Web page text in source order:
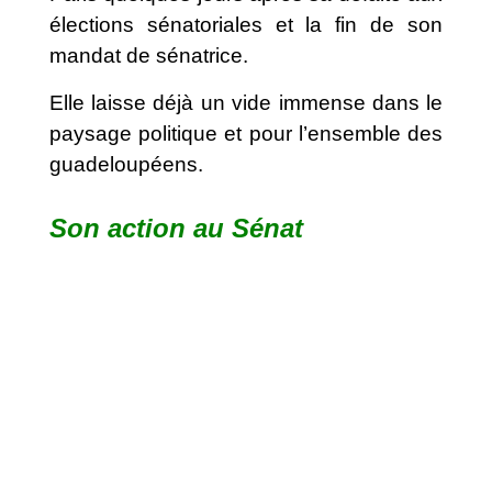
élections sénatoriales et la fin de son
mandat de sénatrice.
Elle laisse déjà un vide immense dans le
paysage politique et pour l’ensemble des
guadeloupéens.
Son action au Sénat
Facebook